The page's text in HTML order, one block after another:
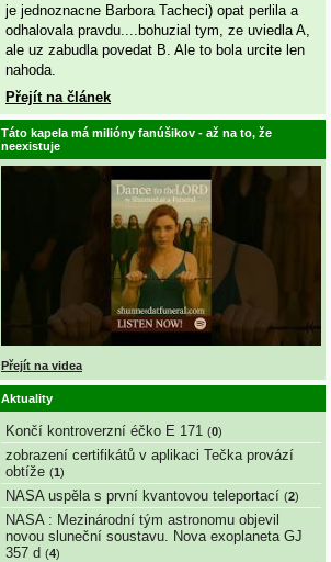
je jednoznacne Barbora Tacheci) opat perlila a
odhalovala pravdu....bohuzial tym, ze uviedla A,
ale uz zabudla povedat B. Ale to bola urcite len
nahoda.
Přejít na článek
Táto kapela má milióny fanúšikov - až na to, že
neexistuje
Přejít na videa
Aktuality
Končí kontroverzní éčko E 171 (0)
zobrazení certifikátů v aplikaci Tečka provází
obtíže (1)
NASA uspěla s první kvantovou teleportací (2)
NASA : Mezinárodní tým astronomu objevil
novou sluneční soustavu. Nova exoplaneta GJ
357 d (4)